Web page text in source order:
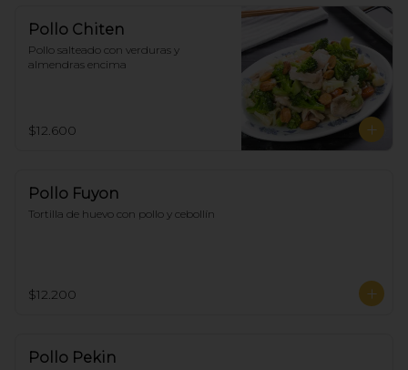
Pollo Chiten
Pollo salteado con verduras y
almendras encima
$12.600
Pollo Fuyon
Tortilla de huevo con pollo y cebollín
$12.200
Pollo Pekin